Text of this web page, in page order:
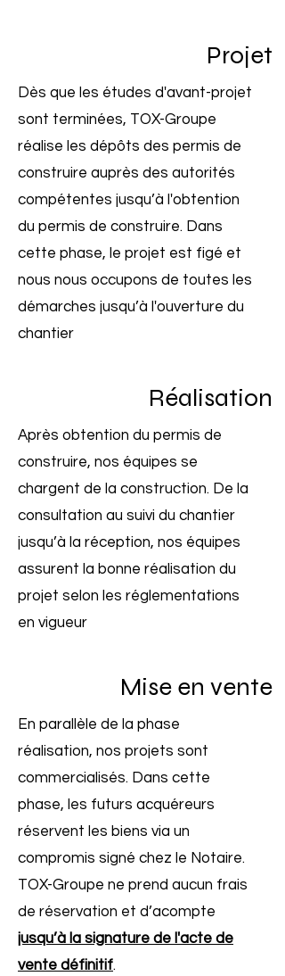
Projet
Dès que les études d'avant-projet
sont terminées, TOX-Groupe
réalise les dépôts des permis de
construire auprès des autorités
compétentes jusqu’à l'obtention
du permis de construire. Dans
cette phase, le projet est figé et
nous nous occupons de toutes les
démarches jusqu’à l'ouverture du
chantier
Réalisation
Après obtention du permis de
construire, nos équipes se
chargent de la construction. De la
consultation au suivi du chantier
jusqu’à la réception, nos équipes
assurent la bonne réalisation du
projet selon les réglementations
en vigueur
Mise en vente
En parallèle de la phase
réalisation, nos projets sont
commercialisés. Dans cette
phase, les futurs acquéreurs
réservent les biens via un
compromis signé chez le Notaire.
TOX-Groupe ne prend aucun frais
de réservation et d’acompte
jusqu’à la signature de l'acte de
vente définitif.